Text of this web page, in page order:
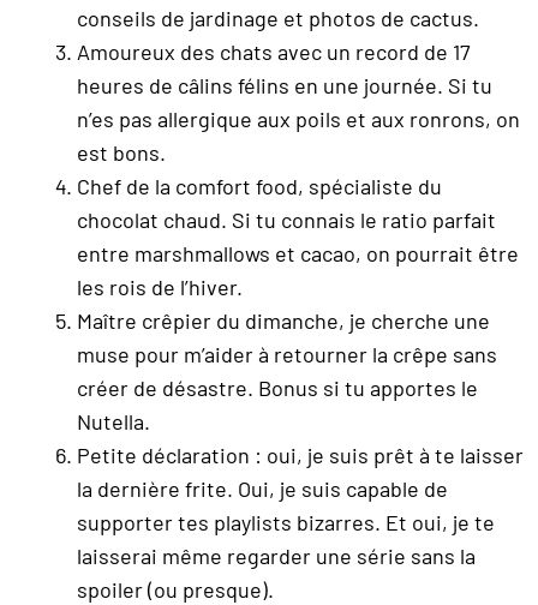
conseils de jardinage et photos de cactus.
Amoureux des chats avec un record de 17
heures de câlins félins en une journée. Si tu
n’es pas allergique aux poils et aux ronrons, on
est bons.
Chef de la comfort food, spécialiste du
chocolat chaud. Si tu connais le ratio parfait
entre marshmallows et cacao, on pourrait être
les rois de l’hiver.
Maître crêpier du dimanche, je cherche une
muse pour m’aider à retourner la crêpe sans
créer de désastre. Bonus si tu apportes le
Nutella.
Petite déclaration : oui, je suis prêt à te laisser
la dernière frite. Oui, je suis capable de
supporter tes playlists bizarres. Et oui, je te
laisserai même regarder une série sans la
spoiler (ou presque).